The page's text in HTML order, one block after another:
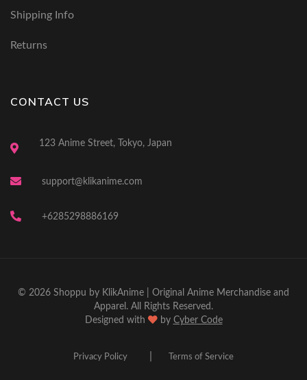
Shipping Info
Returns
CONTACT US
123 Anime Street, Tokyo, Japan
support@klikanime.com
+6285298886169
© 2026 Shoppu by KlikAnime | Original Anime Merchandise and
Apparel. All Rights Reserved.
Designed with
by Cyber Code
Privacy Policy Terms of Service